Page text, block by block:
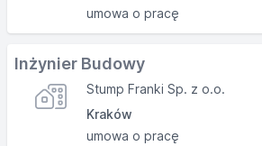
umowa o pracę
Inżynier Budowy
Stump Franki Sp. z o.o.
Kraków
umowa o pracę